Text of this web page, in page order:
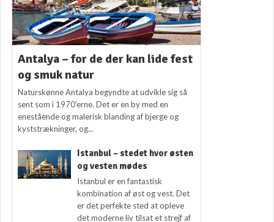
Antalya – for de der kan lide fest
og smuk natur
Naturskønne Antalya begyndte at udvikle sig så
sent som i 1970’erne. Det er en by med en
enestående og malerisk blanding af bjerge og
kyststrækninger, og...
Istanbul – stedet hvor østen
og vesten mødes
Istanbul er en fantastisk
kombination af øst og vest. Det
er det perfekte sted at opleve
det moderne liv tilsat et strejf af